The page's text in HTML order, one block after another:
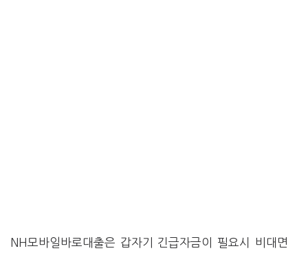
NH모바일바로대출은 갑자기 긴급자금이 필요시 비대면